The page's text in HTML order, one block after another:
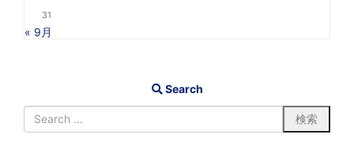
31
« 9月
Search